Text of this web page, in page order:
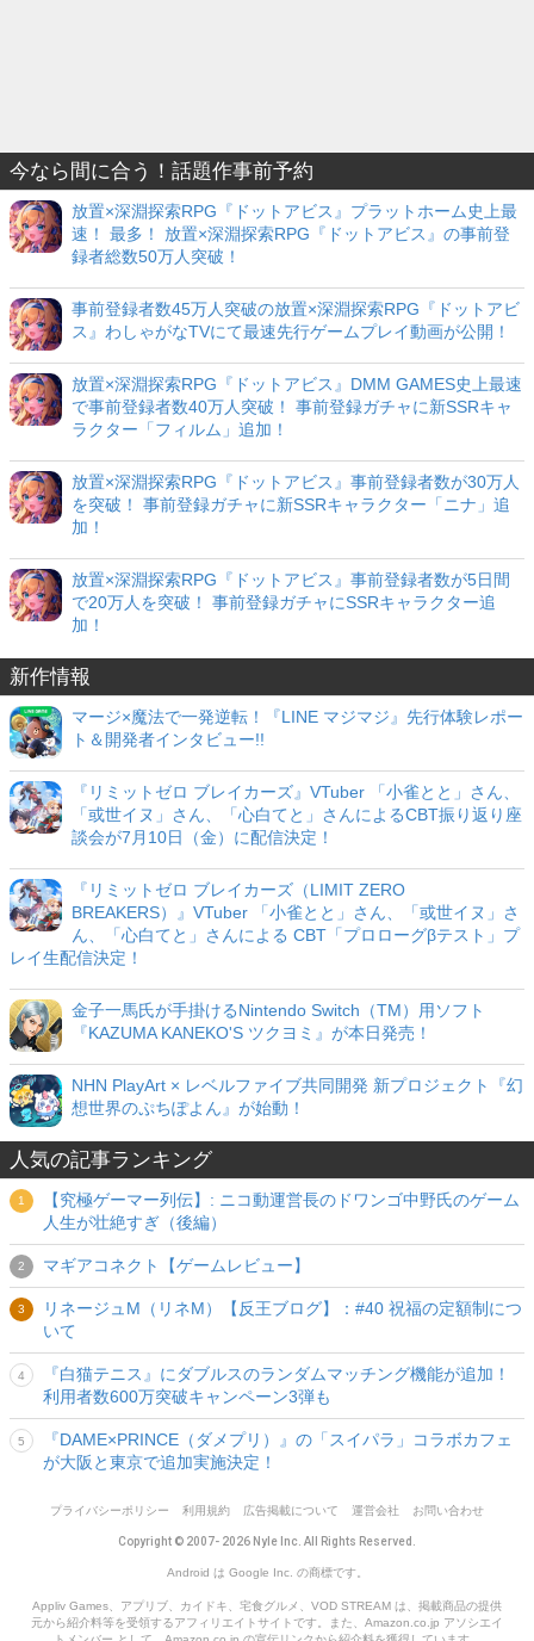
今なら間に合う！話題作事前予約
放置×深淵探索RPG『ドットアビス』プラットホーム史上最
速！ 最多！ 放置×深淵探索RPG『ドットアビス』の事前登
録者総数50万人突破！
事前登録者数45万人突破の放置×深淵探索RPG『ドットアビ
ス』わしゃがなTVにて最速先行ゲームプレイ動画が公開！
放置×深淵探索RPG『ドットアビス』DMM GAMES史上最速
で事前登録者数40万人突破！ 事前登録ガチャに新SSRキャ
ラクター「フィルム」追加！
放置×深淵探索RPG『ドットアビス』事前登録者数が30万人
を突破！ 事前登録ガチャに新SSRキャラクター「ニナ」追
加！
放置×深淵探索RPG『ドットアビス』事前登録者数が5日間
で20万人を突破！ 事前登録ガチャにSSRキャラクター追
加！
新作情報
マージ×魔法で一発逆転！『LINE マジマジ』先行体験レポー
ト＆開発者インタビュー!!
『リミットゼロ ブレイカーズ』VTuber 「小雀とと」さん、
「或世イヌ」さん、「心白てと」さんによるCBT振り返り座
談会が7月10日（金）に配信決定！
『リミットゼロ ブレイカーズ（LIMIT ZERO
BREAKERS）』VTuber 「小雀とと」さん、「或世イヌ」さ
ん、「心白てと」さんによる CBT「プロローグβテスト」プ
レイ生配信決定！
金子一馬氏が手掛けるNintendo Switch（TM）用ソフト
『KAZUMA KANEKO'S ツクヨミ』が本日発売！
NHN PlayArt × レベルファイブ共同開発 新プロジェクト『幻
想世界のぷちぽよん』が始動！
人気の記事ランキング
【究極ゲーマー列伝】: ニコ動運営長のドワンゴ中野氏のゲーム
人生が壮絶すぎ（後編）
マギアコネクト【ゲームレビュー】
リネージュM（リネM）【反王ブログ】：#40 祝福の定額制につ
いて
『白猫テニス』にダブルスのランダムマッチング機能が追加！
利用者数600万突破キャンペーン3弾も
『DAME×PRINCE（ダメプリ）』の「スイパラ」コラボカフェ
が大阪と東京で追加実施決定！
プライバシーポリシー 利用規約 広告掲載について 運営会社 お問い合わせ
Copyright © 2007- 2026 Nyle Inc. All Rights Reserved.
Android は Google Inc. の商標です。
Appliv Games、アプリブ、カイドキ、宅食グルメ、VOD STREAM は、掲載商品の提供
元から紹介料等を受領するアフィリエイトサイトです。また、Amazon.co.jp アソシエイ